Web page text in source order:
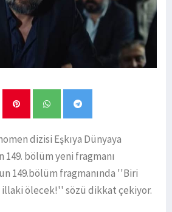
dizisi Eşkıya Dünyaya
bölüm yeni fragmanı
149.bölüm fragmanında ''Biri
ölecek!'' sözü dikkat çekiyor.